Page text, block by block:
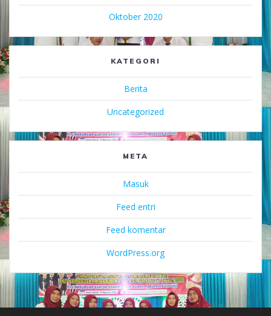
Oktober 2020
KATEGORI
Berita
Uncategorized
META
Masuk
Feed entri
Feed komentar
WordPress.org